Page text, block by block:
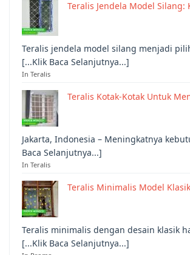
Teralis Jendela Model Silang:
Teralis jendela model silang menjadi
[...Klik Baca Selanjutnya...]
In Teralis
Teralis Kotak-Kotak Untuk
Jakarta, Indonesia – Meningkatnya
Baca Selanjutnya...]
In Teralis
Teralis Minimalis Model
Teralis minimalis dengan desain klasik
[...Klik Baca Selanjutnya...]